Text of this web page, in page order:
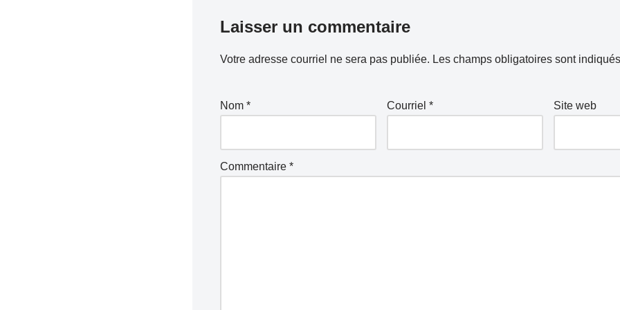
Laisser un commentaire
Votre adresse courriel ne sera pas publiée. Les champs obligatoires sont
Nom * Courriel * Site web
Commentaire *